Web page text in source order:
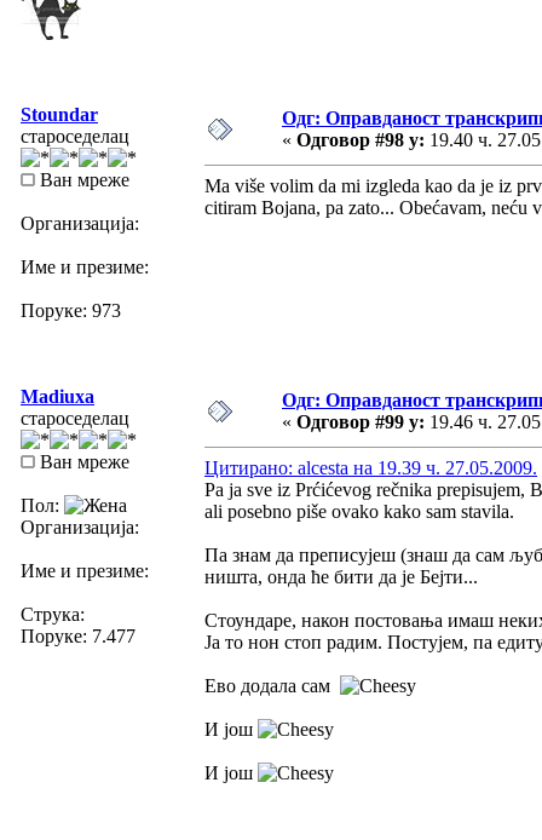
Stoundar
староседелац
Ван мреже
Организација:
Име и презиме:
Поруке: 973
Одг: Оправданост
« Одговор #98 у: 19.40 ч.
Ma više volim da mi izgleda kao da je iz
citiram Bojana, pa zato... Obećavam, neću
Madiuxa
староседелац
Ван мреже
Пол:
Организација:
Име и презиме:
Струка:
Поруке: 7.477
Одг: Оправданост
« Одговор #99 у: 19.46 ч.
Цитирано: alcesta на 19.39 ч. 27.05.2009.
Pa ja sve iz Prćićevog rečnika prepisujem,
ali posebno piše ovako kako sam stavila.
Па знам да преписујеш (знаш да сам
ништа, онда ће бити да је Бејти...
Стоундаре, након постовања имаш
Ја то нон стоп радим. Постујем, па
Ево додала сам
И још
И још